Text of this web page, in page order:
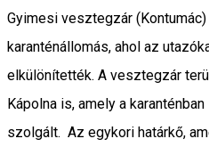
Gyimesi vesztegzár
karanténállomás, ahol az
elkülönítették. A vesztegzár
Kápolna is, amely a
szolgált. Az egykori határkő,